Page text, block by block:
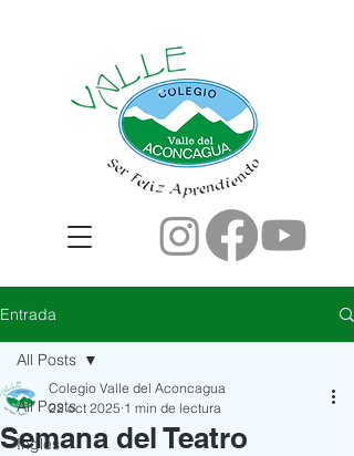
Entrada
All Posts
Ingles
All Posts
Semana del Teatro
Colegio Valle del Aconcagua
22 oct 2025 1 min de lectura